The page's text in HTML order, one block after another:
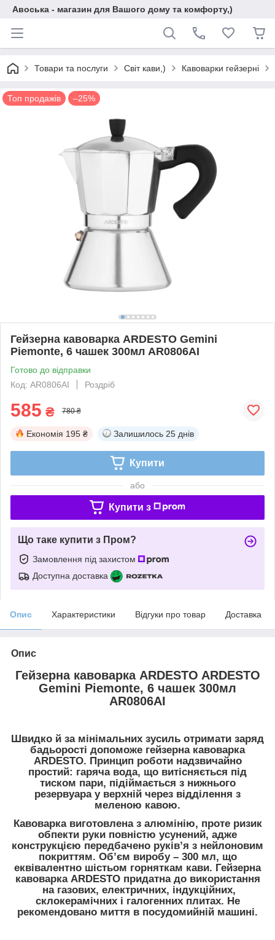
Авоська - магазин для Вашого дому та комфорту,)
Товари та послуги Світ кави,) Кавоварки гейзерні
Топ продажів –25%
Гейзерна кавоварка ARDESTO Gemini
Piemonte, 6 чашек 300мл AR0806AI
Готово до відправки
Код: AR0806AI
Роздріб
585 ₴ 780 ₴
Економія 195 ₴ Залишилось 25 днів
Купити
або
Купити з
Що таке купити з Пром?
Замовлення під захистом
Доступна доставка
Опис Характеристики Відгуки про товар Доставка
Опис
Гейзерна кавоварка ARDESTO ARDESTO
Gemini Piemonte, 6 чашек 300мл
AR0806AI
Швидко й за мінімальних зусиль отримати заряд
бадьорості допоможе гейзерна кавоварка
ARDESTO. Принцип роботи надзвичайно
простий: гаряча вода, що витісняється під
тиском пари, підіймається з нижнього
резервуара у верхній через відділення з
меленою кавою.
Кавоварка виготовлена з алюмінію, проте ризик
обпекти руки повністю усунений, адже
конструкцією передбачено руків’я з нейлоновим
покриттям. Об’єм виробу – 300 мл, що
еквівалентно шістьом горняткам кави. Гейзерна
кавоварка ARDESTO придатна до використання
на газових, електричних, індукційних,
склокерамічних і галогенних плитах. Не
рекомендовано миття в посудомийній машині.